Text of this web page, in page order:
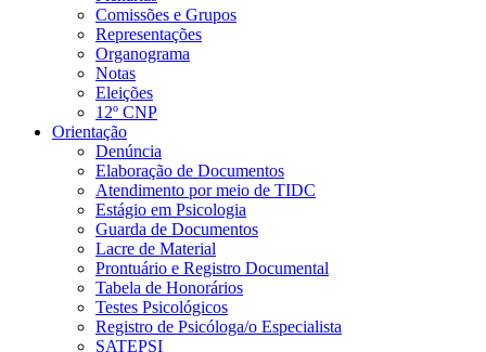
Comissões e Grupos
Representações
Organograma
Notas
Eleições
12º CNP
Orientação
Denúncia
Elaboração de Documentos
Atendimento por meio de TIDC
Estágio em Psicologia
Guarda de Documentos
Lacre de Material
Prontuário e Registro Documental
Tabela de Honorários
Testes Psicológicos
Registro de Psicóloga/o Especialista
SATEPSI